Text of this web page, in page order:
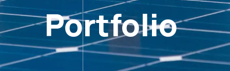
Portfolio